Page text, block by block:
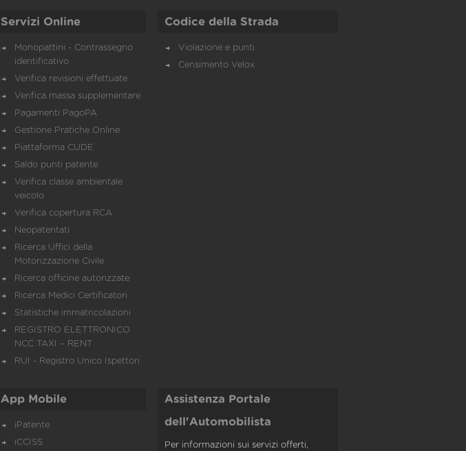
Servizi Online
Monopattini - Contrassegno
identificativo
Verifica revisioni effettuate
Verifica massa supplementare
Pagamenti PagoPA
Gestione Pratiche Online
Piattaforma CUDE
Saldo punti patente
Verifica classe ambientale
veicolo
Verifica copertura RCA
Neopatentati
Ricerca Uffici della
Motorizzazione Civile
Ricerca officine autorizzate
Ricerca Medici Certificatori
Statistiche immatricolazioni
REGISTRO ELETTRONICO
NCC TAXI – RENT
RUI - Registro Unico Ispettori
Codice della Strada
Violazione e punti
Censimento Velox
App Mobile
iPatente
iCCISS
Assistenza Portale
dell'Automobilista
Per informazioni sui servizi offerti,